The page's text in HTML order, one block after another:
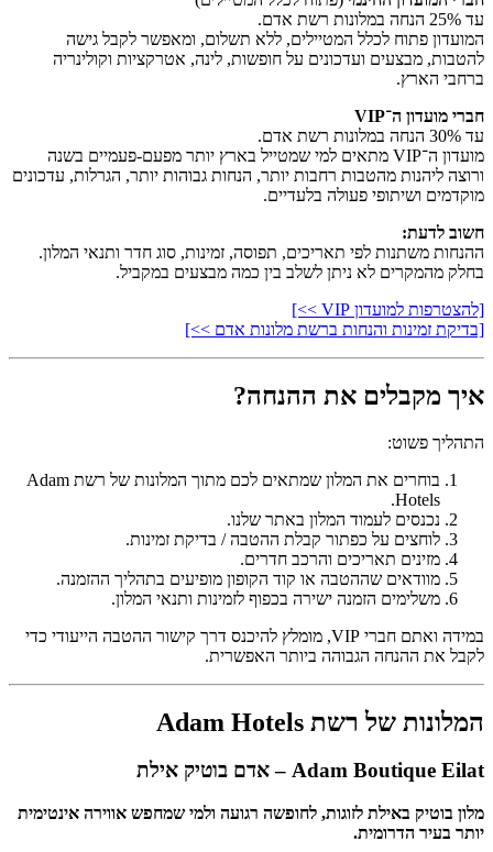
עד 25% הנחה במלונות רשת אדם.
המועדון פתוח לכלל המטיילים, ללא תשלום, ומאפשר לקבל גישה
להטבות, מבצעים ועדכונים על חופשות, לינה, אטרקציות וקולינריה
ברחבי הארץ.
חברי מועדון ה־VIP
עד 30% הנחה במלונות רשת אדם.
מועדון ה־VIP מתאים למי שמטייל בארץ יותר מפעם-פעמיים בשנה
ורוצה ליהנות מהטבות רחבות יותר, הנחות גבוהות יותר, הגרלות, עדכונים
מוקדמים ושיתופי פעולה בלעדיים.
חשוב לדעת:
ההנחות משתנות לפי תאריכים, תפוסה, זמינות, סוג חדר ותנאי המלון.
בחלק מהמקרים לא ניתן לשלב בין כמה מבצעים במקביל.
[להצטרפות למועדון VIP >>]
[בדיקת זמינות והנחות ברשת מלונות אדם >>]
איך מקבלים את ההנחה?
התהליך פשוט:
בוחרים את המלון שמתאים לכם מתוך המלונות של רשת Adam
Hotels.
נכנסים לעמוד המלון באתר שלנו.
לוחצים על כפתור קבלת ההטבה / בדיקת זמינות.
מזינים תאריכים והרכב חדרים.
מוודאים שההטבה או קוד הקופון מופיעים בתהליך ההזמנה.
משלימים הזמנה ישירה בכפוף לזמינות ותנאי המלון.
במידה ואתם חברי VIP, מומלץ להיכנס דרך קישור ההטבה הייעודי כדי
לקבל את ההנחה הגבוהה ביותר האפשרית.
המלונות של רשת Adam Hotels
Adam Boutique Eilat – אדם בוטיק אילת
מלון בוטיק באילת לזוגות, לחופשה רגועה ולמי שמחפש אווירה אינטימית
יותר בעיר הדרומית.